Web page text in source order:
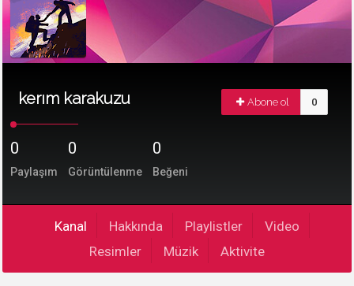
kerım karakuzu Abone ol 0
0
Paylaşım
0
Görüntülenme
0
Beğeni
Kanal Hakkında Playlistler
Video
Resimler
Müzik Aktivite